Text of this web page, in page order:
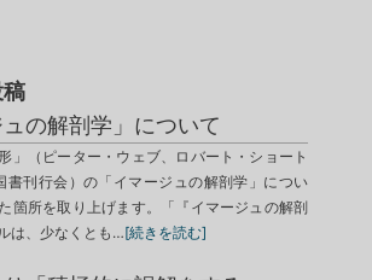
ュの解剖学」について
」（ピーター・ウェブ、ロバート・ショート
書刊行会）の「イマージュの解剖学」につい
箇所を取り上げます。「『イマージュの解剖
は、少なくとも…[続きを読む]